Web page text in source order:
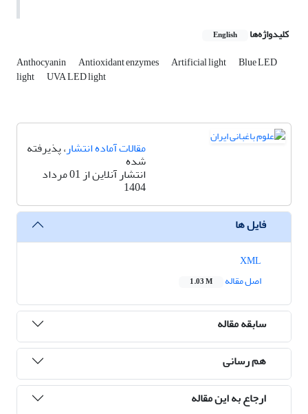
کلیدواژه‌ها English
Anthocyanin Antioxidant enzymes Artificial light Blue LED
light UVA LED light
مقالات آماده انتشار، پذیرفته
شده
انتشار آنلاین از 01 مرداد
1404
فایل ها
اصل مقاله
1.03 M
سابقه مقاله
هم رسانی
ارجاع به این مقاله